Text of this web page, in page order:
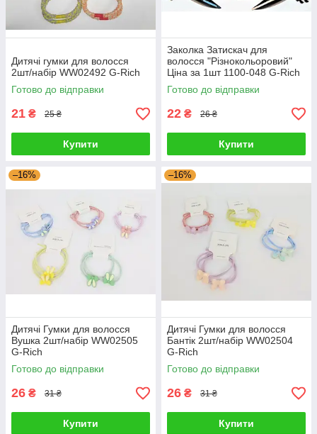
Дитячі гумки для волосся
2шт/набір WW02492 G-Rich
Готово до відправки
21 ₴ 25 ₴
Купити
Заколка Затискач для
волосся "Різнокольоровий"
Ціна за 1шт 1100-048 G-Rich
Готово до відправки
22 ₴ 26 ₴
Купити
–16%
Дитячі Гумки для волосся
Вушка 2шт/набір WW02505
G-Rich
Готово до відправки
26 ₴ 31 ₴
Купити
–16%
Дитячі Гумки для волосся
Бантік 2шт/набір WW02504
G-Rich
Готово до відправки
26 ₴ 31 ₴
Купити